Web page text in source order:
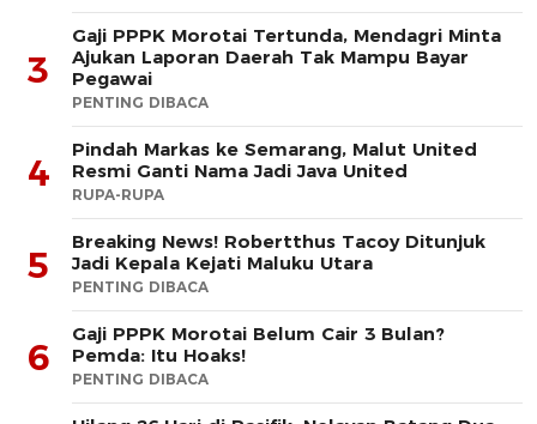
3
Gaji PPPK Morotai Tertunda, Mendagri Minta
Ajukan Laporan Daerah Tak Mampu Bayar
Pegawai
PENTING DIBACA
4
Pindah Markas ke Semarang, Malut United
Resmi Ganti Nama Jadi Java United
RUPA-RUPA
5
Breaking News! Robertthus Tacoy Ditunjuk
Jadi Kepala Kejati Maluku Utara
PENTING DIBACA
6
Gaji PPPK Morotai Belum Cair 3 Bulan?
Pemda: Itu Hoaks!
PENTING DIBACA